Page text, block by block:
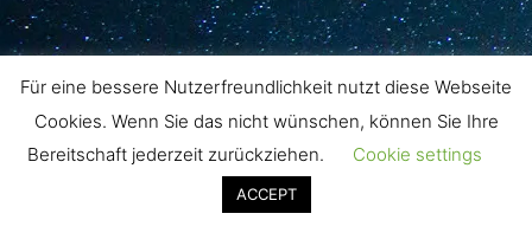
Für eine bessere Nutzerfreundlichkeit nutzt diese Webseite
Cookies. Wenn Sie das nicht wünschen, können Sie Ihre
Bereitschaft jederzeit zurückziehen.
Cookie settings
ACCEPT